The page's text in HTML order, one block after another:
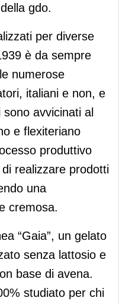
gdo.
per diverse
è da sempre
numerose
italiani e non, e
avvicinati al
e flexiteriano
produttivo
realizzare prodotti
una
cremosa.
“Gaia”, un gelato
senza lattosio e
base di avena.
studiato per chi